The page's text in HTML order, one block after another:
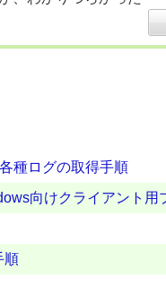
種ログの取得手順
向けクライアント
順